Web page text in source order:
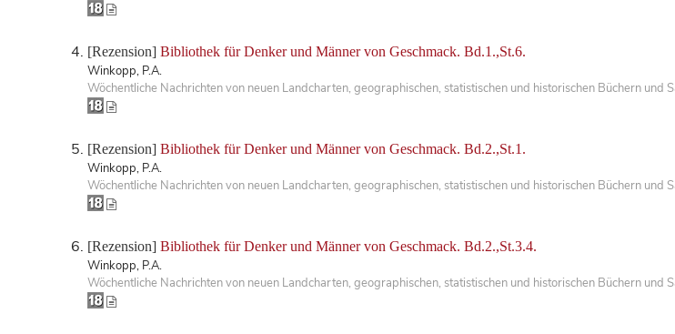
[Rezension] Bibliothek für Denker und Männer von Geschmack. Bd.1.,St.6.
Winkopp, P.A.
Wöchentliche Nachrichten von neuen Landcharten, geographischen, statistischen und historischen Büchern
[Rezension] Bibliothek für Denker und Männer von Geschmack. Bd.2.,St.1.
Winkopp, P.A.
Wöchentliche Nachrichten von neuen Landcharten, geographischen, statistischen und historischen Büchern und
[Rezension] Bibliothek für Denker und Männer von Geschmack. Bd.2.,St.3.4.
Winkopp, P.A.
Wöchentliche Nachrichten von neuen Landcharten, geographischen, statistischen und historischen Büchern